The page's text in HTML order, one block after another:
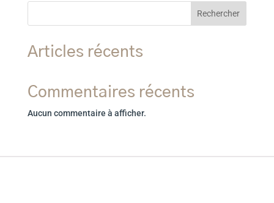
Rechercher
Articles récents
Commentaires récents
Aucun commentaire à afficher.